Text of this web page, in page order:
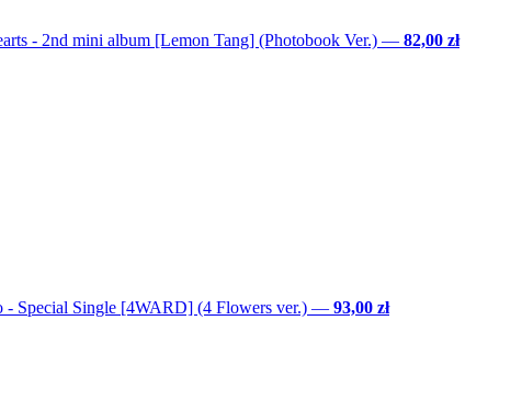
- 2nd mini album [Lemon Tang] (Photobook Ver.) — 82,00 zł
- Special Single [4WARD] (4 Flowers ver.) — 93,00 zł